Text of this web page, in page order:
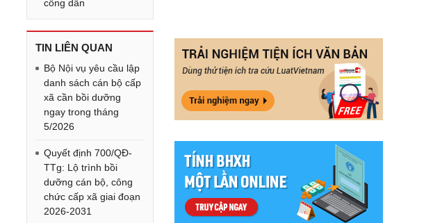
công dân
TIN LIÊN QUAN
Bộ Nội vụ yêu cầu lập
danh sách cán bộ cấp
xã cần bồi dưỡng
ngay trong tháng
5/2026
Quyết định 700/QĐ-
TTg: Lộ trình bồi
dưỡng cán bộ, công
chức cấp xã giai đoạn
2026-2031